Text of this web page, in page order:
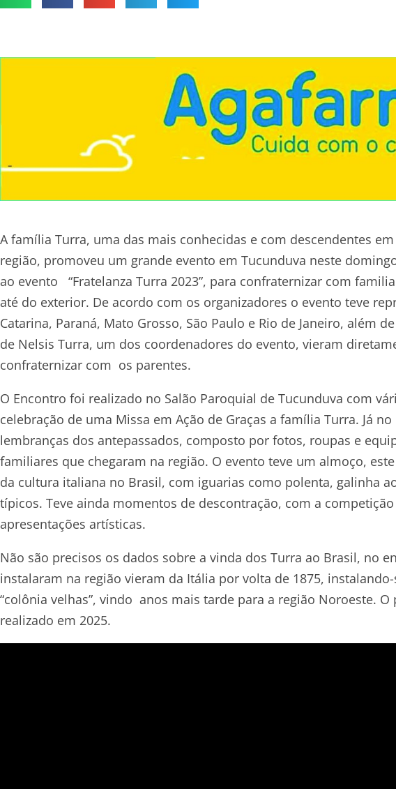
A família Turra, uma das mais conhecidas e com descendentes
região, promoveu um grande evento em Tucunduva neste
ao evento “Fratelanza Turra 2023”, para confraternizar com
até do exterior. De acordo com os organizadores o evento teve
Catarina, Paraná, Mato Grosso, São Paulo e Rio de Janeiro, além
de Nelsis Turra, um dos coordenadores do evento, vieram
confraternizar com os parentes.
O Encontro foi realizado no Salão Paroquial de Tucunduva com
celebração de uma Missa em Ação de Graças a família Turra. Já
lembranças dos antepassados, composto por fotos, roupas e
familiares que chegaram na região. O evento teve um almoço,
da cultura italiana no Brasil, com iguarias como polenta, galinha
típicos. Teve ainda momentos de descontração, com a
apresentações artísticas.
Não são precisos os dados sobre a vinda dos Turra ao Brasil, no
instalaram na região vieram da Itália por volta de 1875,
“colônia velhas”, vindo anos mais tarde para a região Noroeste.
realizado em 2025.